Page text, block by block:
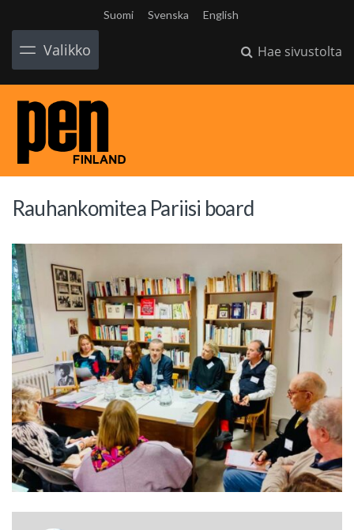
Suomi Svenska English
Valikko Hae sivustolta
Rauhankomitea Pariisi board